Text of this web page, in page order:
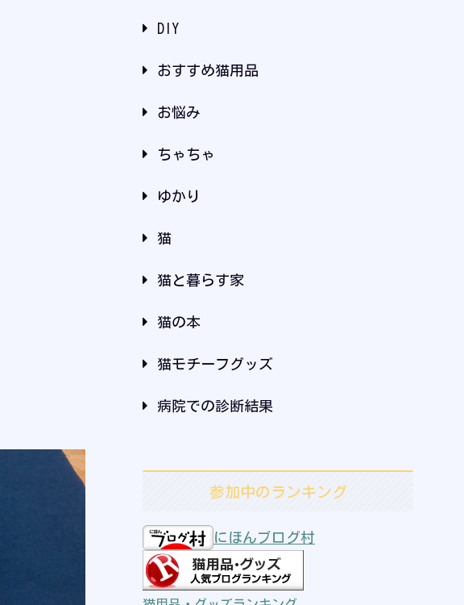
DIY
おすすめ猫用品
お悩み
ちゃちゃ
ゆかり
猫
猫と暮らす家
猫の本
猫モチーフグッズ
病院での診断結果
参加中のランキング
にほんブログ村